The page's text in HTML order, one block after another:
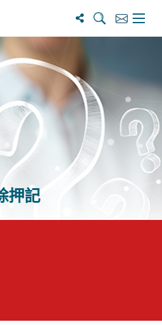
搜寻 订阅主选
押記